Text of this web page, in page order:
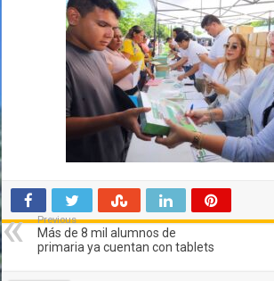
Previous
Más de 8 mil alumnos de
primaria ya cuentan con tablets